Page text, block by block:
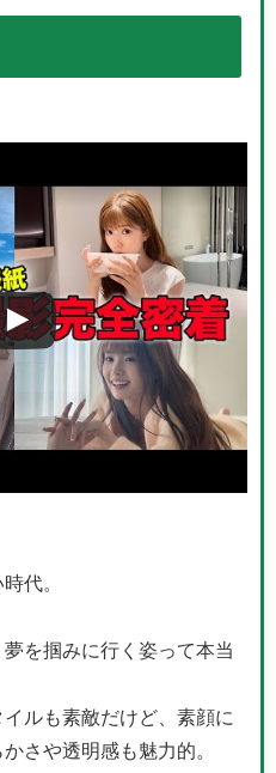
代。
を掴みに行く姿って本当
ルも素敵だけど、素顔に
さや透明感も魅力的。